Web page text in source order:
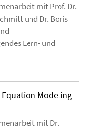
mit Prof. Dr.
und Dr. Boris
Lern- und
Modeling
mit Dr.